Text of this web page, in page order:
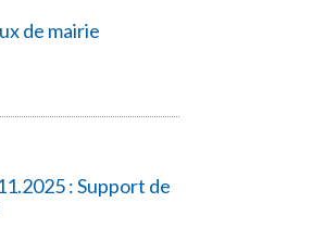
de mairie
: Support de